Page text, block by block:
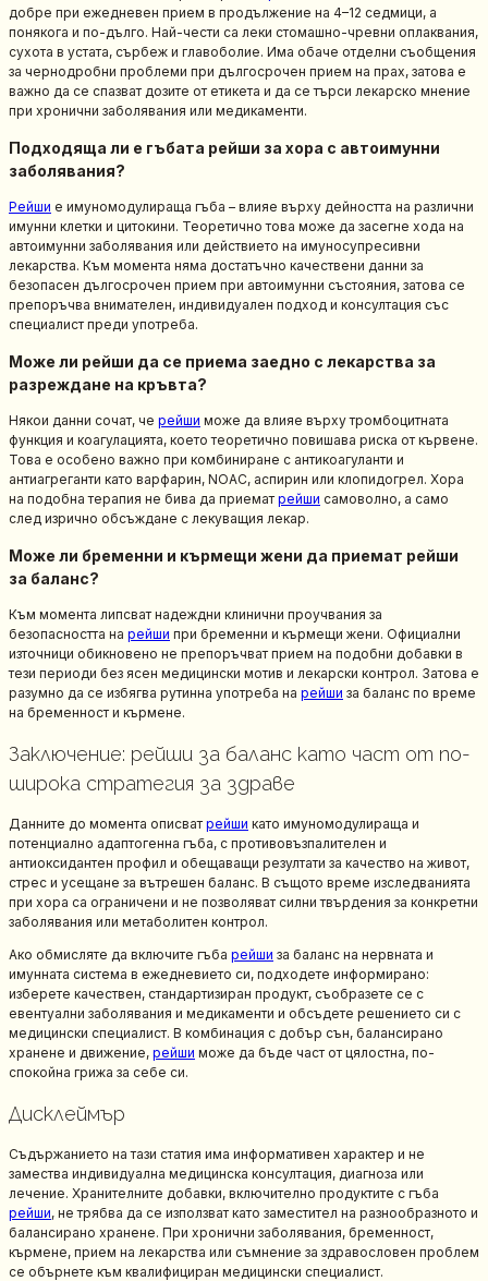
добре при ежедневен прием в продължение на 4–12 седмици, а
понякога и по-дълго. Най-чести са леки стомашно-чревни оплаквания,
сухота в устата, сърбеж и главоболие. Има обаче отделни съобщения
за чернодробни проблеми при дългосрочен прием на прах, затова е
важно да се спазват дозите от етикета и да се търси лекарско мнение
при хронични заболявания или медикаменти.
Подходяща ли е гъбата рейши за хора с автоимунни
заболявания?
Рейши е имуномодулираща гъба – влияе върху дейността на различни
имунни клетки и цитокини. Теоретично това може да засегне хода на
автоимунни заболявания или действието на имуносупресивни
лекарства. Към момента няма достатъчно качествени данни за
безопасен дългосрочен прием при автоимунни състояния, затова се
препоръчва внимателен, индивидуален подход и консултация със
специалист преди употреба.
Може ли рейши да се приема заедно с лекарства за
разреждане на кръвта?
Някои данни сочат, че рейши може да влияе върху тромбоцитната
функция и коагулацията, което теоретично повишава риска от кървене.
Това е особено важно при комбиниране с антикоагуланти и
антиагреганти като варфарин, NOAC, аспирин или клопидогрел. Хора
на подобна терапия не бива да приемат рейши самоволно, а само
след изрично обсъждане с лекуващия лекар.
Може ли бременни и кърмещи жени да приемат рейши
за баланс?
Към момента липсват надеждни клинични проучвания за
безопасността на рейши при бременни и кърмещи жени. Официални
източници обикновено не препоръчват прием на подобни добавки в
тези периоди без ясен медицински мотив и лекарски контрол. Затова е
разумно да се избягва рутинна употреба на рейши за баланс по време
на бременност и кърмене.
Заключение: рейши за баланс като част от по-
широка стратегия за здраве
Данните до момента описват рейши като имуномодулираща и
потенциално адаптогенна гъба, с противовъзпалителен и
антиоксидантен профил и обещаващи резултати за качество на живот,
стрес и усещане за вътрешен баланс. В същото време изследванията
при хора са ограничени и не позволяват силни твърдения за конкретни
заболявания или метаболитен контрол.
Ако обмисляте да включите гъба рейши за баланс на нервната и
имунната система в ежедневието си, подходете информирано:
изберете качествен, стандартизиран продукт, съобразете се с
евентуални заболявания и медикаменти и обсъдете решението си с
медицински специалист. В комбинация с добър сън, балансирано
хранене и движение, рейши може да бъде част от цялостна, по-
спокойна грижа за себе си.
Дисклеймър
Съдържанието на тази статия има информативен характер и не
замества индивидуална медицинска консултация, диагноза или
лечение. Хранителните добавки, включително продуктите с гъба
рейши, не трябва да се използват като заместител на разнообразното и
балансирано хранене. При хронични заболявания, бременност,
кърмене, прием на лекарства или съмнение за здравословен проблем
се обърнете към квалифициран медицински специалист.